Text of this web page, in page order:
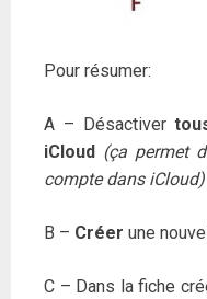
Pour résumer:
A – Désactiver
iCloud (ça permet
compte dans iCloud)
B – Créer une
C – Dans la fiche